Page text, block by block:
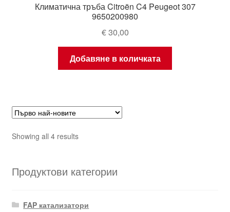
Климатична тръба Citroën C4 Peugeot 307
9650200980
€30,00
Добавяне в количката
Showing all 4 resultsSorted
Продуктови категории
FAP катализатори